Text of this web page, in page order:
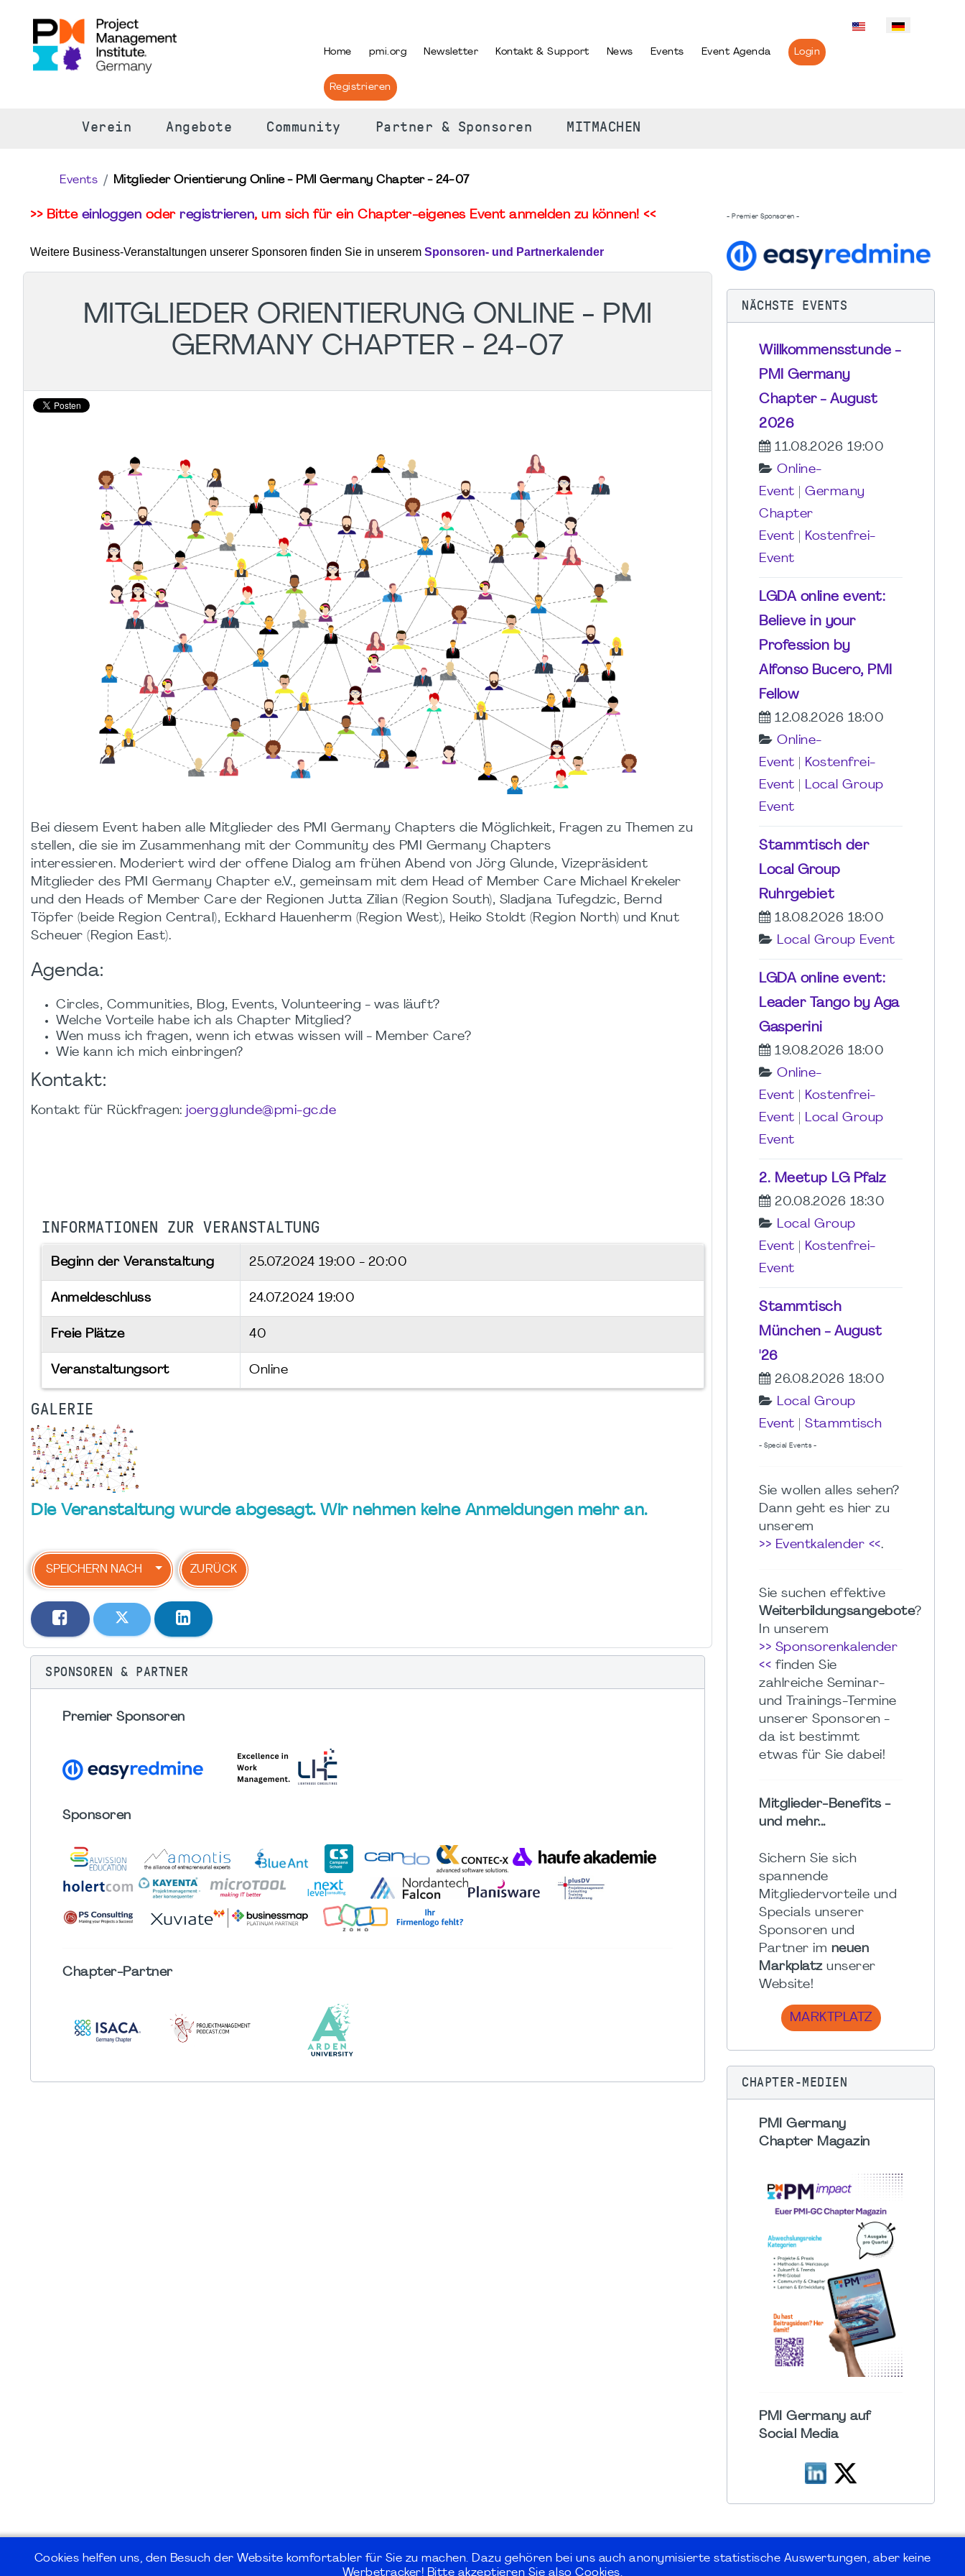
Home pmi.org Newsletter Kontakt & Support News Events Event Agenda Login
Registrieren
Verein Angebote Community Partner & Sponsoren MITMACHEN
Events Mitglieder Orientierung Online - PMI Germany Chapter - 24-07
>> Bitte einloggen oder registrieren, um sich für ein Chapter-eigenes Event anmelden zu können! <<
Weitere Business-Veranstaltungen unserer Sponsoren finden Sie in unserem Sponsoren- und Partnerkalender
MITGLIEDER ORIENTIERUNG ONLINE - PMI
GERMANY CHAPTER - 24-07
Bei diesem Event haben alle Mitglieder des PMI Germany Chapters die Möglichkeit, Fragen zu Themen zu
stellen, die sie im Zusammenhang mit der Community des PMI Germany Chapters
interessieren. Moderiert wird der offene Dialog am frühen Abend von Jörg Glunde, Vizepräsident
Mitglieder des PMI Germany Chapter e.V., gemeinsam mit dem Head of Member Care Michael Krekeler
und den Heads of Member Care der Regionen Jutta Zilian (Region South), Sladjana Tufegdzic, Bernd
Töpfer (beide Region Central), Eckhard Hauenherm (Region West), Heiko Stoldt (Region North) und Knut
Scheuer (Region East).
Agenda:
Circles, Communities, Blog, Events, Volunteering - was läuft?
Welche Vorteile habe ich als Chapter Mitglied?
Wen muss ich fragen, wenn ich etwas wissen will - Member Care?
Wie kann ich mich einbringen?
Kontakt:
Kontakt für Rückfragen: joerg.glunde@pmi-gc.de
INFORMATIONEN ZUR VERANSTALTUNG
Beginn der Veranstaltung 25.07.2024 19:00 - 20:00
Anmeldeschluss 24.07.2024 19:00
Freie Plätze 40
Veranstaltungsort Online
GALERIE
Die Veranstaltung wurde abgesagt. Wir nehmen keine Anmeldungen mehr an.
SPEICHERN NACH ZURÜCK
SPONSOREN & PARTNER
Premier Sponsoren
Sponsoren
Chapter-Partner
- Premier Sponsoren -
NÄCHSTE EVENTS
Willkommensstunde -
PMI Germany
Chapter - August
2026
11.08.2026 19:00
Online-
Event
Germany
Chapter
Event
Kostenfrei-
Event
LGDA online event:
Believe in your
Profession by
Alfonso Bucero, PMI
Fellow
12.08.2026 18:00
Online-
Event
Kostenfrei-
Event
Local Group
Event
Stammtisch der
Local Group
Ruhrgebiet
18.08.2026 18:00
Local Group Event
LGDA online event:
Leader Tango by Aga
Gasperini
19.08.2026 18:00
Online-
Event
Kostenfrei-
Event
Local Group
Event
2. Meetup LG Pfalz
20.08.2026 18:30
Local Group
Event
Kostenfrei-
Event
Stammtisch
München - August
'26
26.08.2026 18:00
Local Group
Event
Stammtisch
- Special Events -
Sie wollen alles sehen?
Dann geht es hier zu
unserem
>> Eventkalender <<.
Sie suchen effektive
Weiterbildungsangebote?
In unserem
>> Sponsorenkalender
<< finden Sie
zahlreiche Seminar-
und Trainings-Termine
unserer Sponsoren -
da ist bestimmt
etwas für Sie dabei!
Mitglieder-Benefits -
und mehr...
Sichern Sie sich
spannende
Mitgliedervorteile und
Specials unserer
Sponsoren und
Partner im neuen
Markplatzunserer
Website!
MARKTPLATZ
CHAPTER-MEDIEN
PMI Germany
Chapter Magazin
PMI Germany auf
Social Media
Cookies helfen uns, den Besuch der Website komfortabler für Sie zu machen. Dazu gehören bei uns auch anonymisierte statistische Auswertungen, aber keine
Werbetracker! Bitte akzeptieren Sie also Cookies.